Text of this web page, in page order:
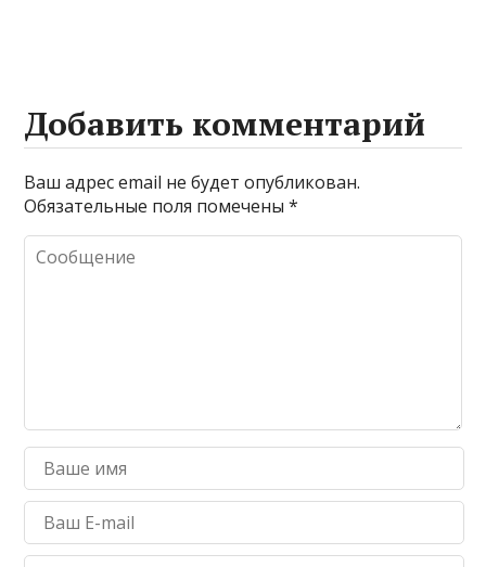
Добавить комментарий
Ваш адрес email не будет опубликован.
Обязательные поля помечены*